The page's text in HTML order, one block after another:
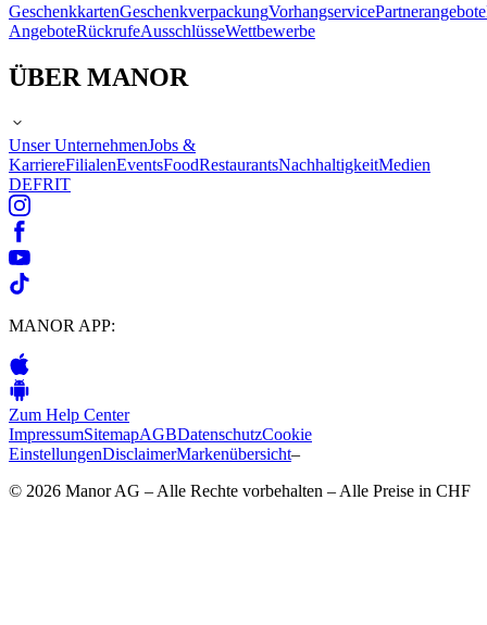
GeschenkkartenGeschenkverpackungVorhangservicePartnerangebote
AngeboteRückrufeAusschlüsseWettbewerbe
ÜBER MANOR
Unser UnternehmenJobs &
KarriereFilialenEventsFoodRestaurantsNachhaltigkeitMedien
DEFRIT
MANOR APP:
Zum Help Center
ImpressumSitemapAGBDatenschutzCookie
EinstellungenDisclaimerMarkenübersicht–
© 2026 Manor AG – Alle Rechte vorbehalten – Alle Preise in CHF